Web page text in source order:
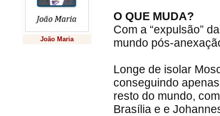
João Maria
O QUE MUDA?
Com a “expulsão”
mundo pós-
Longe de isolar
conseguindo
resto do mundo,
Brasília e e